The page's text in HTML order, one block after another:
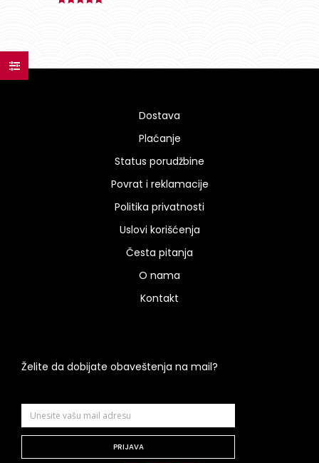
Dostava
Plaćanje
Status porudžbine
Povrat i reklamacije
Politika privatnosti
Uslovi korišćenja
Česta pitanja
O nama
Kontakt
Želite da dobijate obaveštenja na mail?
PRIJAVA